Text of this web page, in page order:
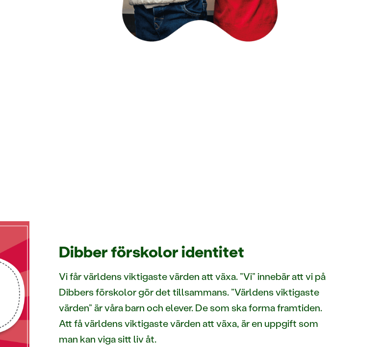
Dibber förskolor identitet
Vi får världens viktigaste värden att växa. ”Vi” innebär att vi på
Dibbers förskolor gör det tillsammans. ”Världens viktigaste
värden” är våra barn och elever. De som ska forma framtiden.
Att få världens viktigaste värden att växa, är en uppgift som
man kan viga sitt liv åt.